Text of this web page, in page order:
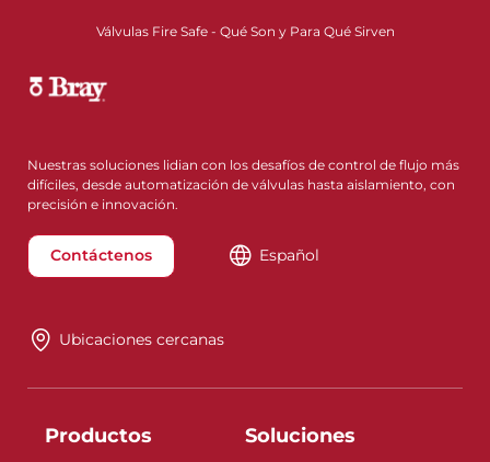
Válvulas Fire Safe - Qué Son y Para Qué Sirven
Nuestras soluciones lidian con los desafíos de control de flujo más
difíciles, desde automatización de válvulas hasta aislamiento, con
precisión e innovación.
Contáctenos Español
Ubicaciones cercanas
Productos Soluciones